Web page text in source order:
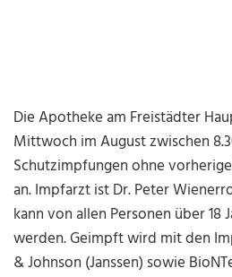
Die Apotheke am Freistädter
Mittwoch im August zwischen
Schutzimpfungen ohne
an. Impfarzt ist Dr. Peter
kann von allen Personen über 18
werden. Geimpft wird mit den
& Johnson (Janssen) sowie